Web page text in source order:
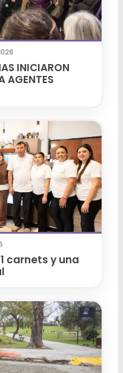
INICIARON
AGENTES
carnets y una